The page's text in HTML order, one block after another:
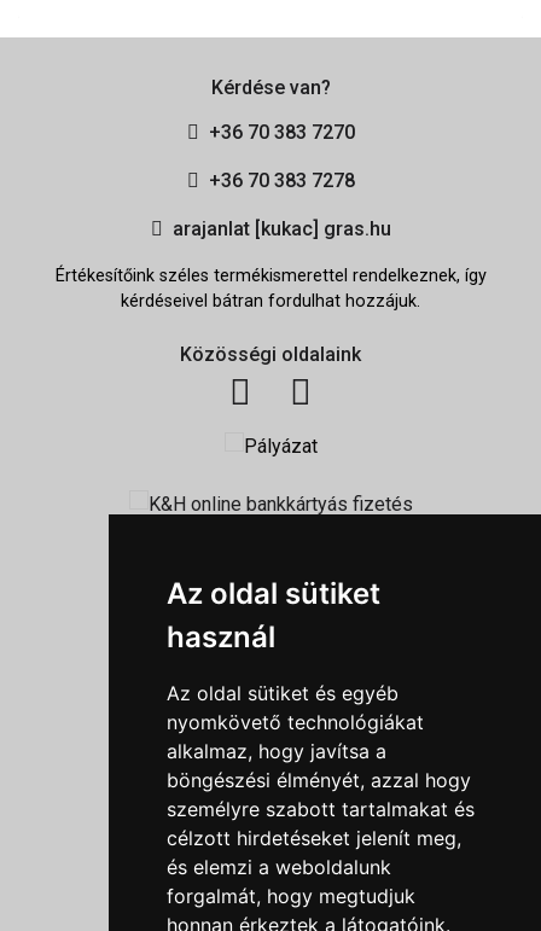
Az oldal sütiket
használ
Az oldal sütiket és egyéb
nyomkövető technológiákat
alkalmaz, hogy javítsa a
böngészési élményét, azzal hogy
személyre szabott tartalmakat és
célzott hirdetéseket jelenít meg,
és elemzi a weboldalunk
forgalmát, hogy megtudjuk
honnan érkeztek a látogatóink.
Kérdése van?
+36 70 383 7270
+36 70 383 7278
arajanlat [kukac] gras.hu
Értékesítőink széles termékismerettel rendelkeznek, így
kérdéseivel bátran fordulhat hozzájuk.
Közösségi oldalaink
Információk
Általános szerződési feltételek
Impresszum
Nyereményjáték szabály
Outlet nap nyereményjáték szabályzat
Süti beállítások
Menü
Ajánlatkérés